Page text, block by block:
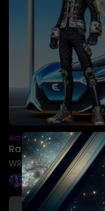
Actualités
Rallye WRC 2026
WRC 2026: calendrier
BYGOODCIA